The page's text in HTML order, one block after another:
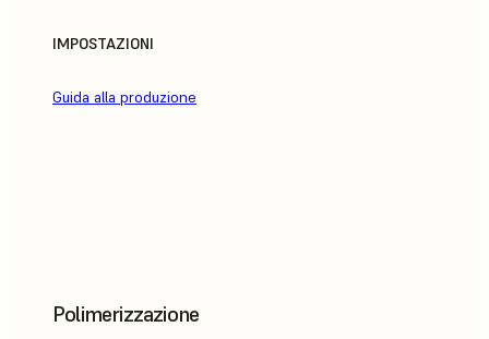
IMPOSTAZIONI
Guida alla produzione
Polimerizzazione